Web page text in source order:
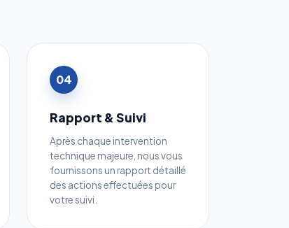
04
Rapport & Suivi
Après chaque intervention
technique majeure, nous vous
fournissons un rapport détaillé
des actions effectuées pour
votre suivi.